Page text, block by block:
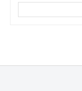
286-2-000005